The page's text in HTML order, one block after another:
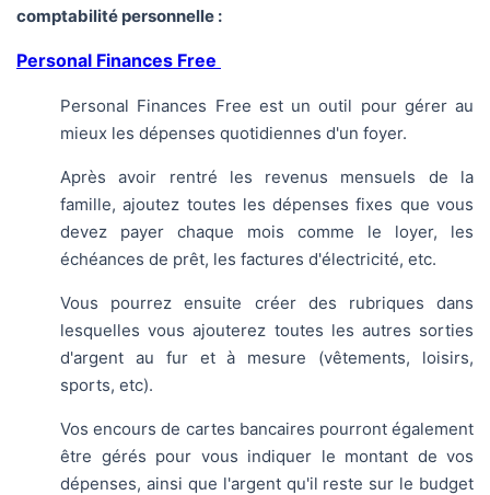
comptabilité personnelle :
Personal Finances Free
Personal Finances Free est un outil pour gérer au
mieux les dépenses quotidiennes d'un foyer.
Après avoir rentré les revenus mensuels de la
famille, ajoutez toutes les dépenses fixes que vous
devez payer chaque mois comme le loyer, les
échéances de prêt, les factures d'électricité, etc.
Vous pourrez ensuite créer des rubriques dans
lesquelles vous ajouterez toutes les autres sorties
d'argent au fur et à mesure (vêtements, loisirs,
sports, etc).
Vos encours de cartes bancaires pourront également
être gérés pour vous indiquer le montant de vos
dépenses, ainsi que l'argent qu'il reste sur le budget